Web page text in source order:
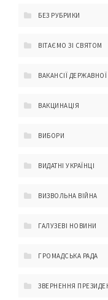
БЕЗ РУБРИКИ
ВІТАЄМО ЗІ СВЯТОМ
ВАКАНСІЇ
ВАКЦИНАЦІЯ
ВИБОРИ
ВИДАТНІ УКРАЇНЦІ
ВИЗВОЛЬНА ВІЙНА
ГАЛУЗЕВІ НОВИНИ
ГРОМАДСЬКА РАДА
ЗВЕРНЕННЯ